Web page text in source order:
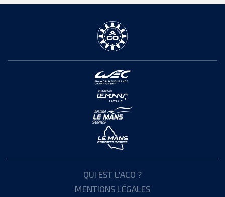
QUI EST L'ACO ?
MENTIONS LÉGALES